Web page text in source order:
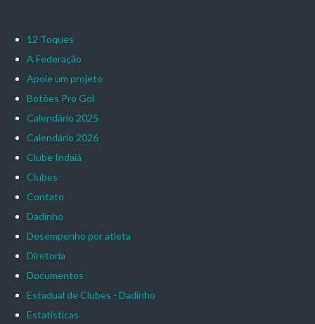
12 Toques
A Federação
Apoie um projeto
Botões Pro Gol
Calendário 2025
Calendário 2026
Clube Indaiá
Clubes
Contato
Dadinho
Desempenho por atleta
Diretoria
Documentos
Estadual de Clubes - Dadinho
Estatísticas